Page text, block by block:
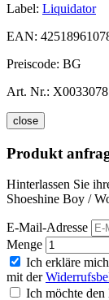
Label: Liquidator
EAN:
Preiscode: BG
Art. Nr.:
close
Produkt
Hinterlassen Sie
Shoeshine Boy /
E-Mail-Adresse
Menge
Ich erkläre
mit der
Ich möchte